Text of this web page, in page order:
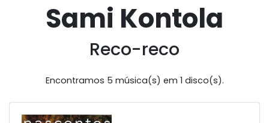
Sami Kontola
Reco-reco
Encontramos 5 música(s) em 1 disco(s).